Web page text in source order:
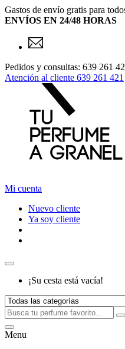
Gastos de envío gratis para
ENVÍOS EN 24/48 HORAS
Pedidos y consultas: 639 261
Atención al cliente 639 261 421
Mi cuenta
Nuevo cliente
Ya soy cliente
¡Su cesta está vacía!
Menu